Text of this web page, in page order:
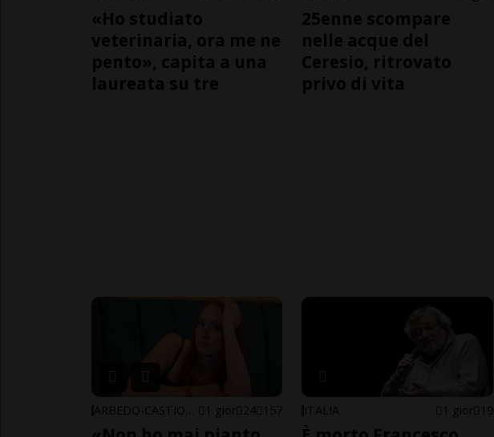
«Ho studiato
veterinaria, ora me ne
pento», capita a una
laureata su tre
25enne scompare
nelle acque del
Ceresio, ritrovato
privo di vita
1 gior 24 157 ITALIA 1 gior 19